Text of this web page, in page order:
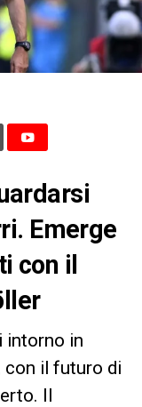
Emerge
con il
intorno in
con il futuro di
Il